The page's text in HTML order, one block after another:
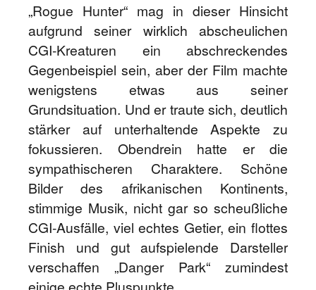
„Rogue Hunter“ mag in dieser Hinsicht
aufgrund seiner wirklich abscheulichen
CGI-Kreaturen ein abschreckendes
Gegenbeispiel sein, aber der Film machte
wenigstens etwas aus seiner
Grundsituation. Und er traute sich, deutlich
stärker auf unterhaltende Aspekte zu
fokussieren. Obendrein hatte er die
sympathischeren Charaktere. Schöne
Bilder des afrikanischen Kontinents,
stimmige Musik, nicht gar so scheußliche
CGI-Ausfälle, viel echtes Getier, ein flottes
Finish und gut aufspielende Darsteller
verschaffen „Danger Park“ zumindest